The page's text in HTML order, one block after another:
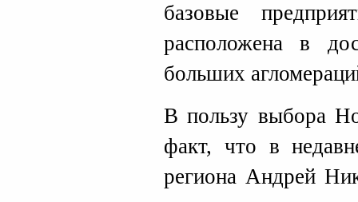
базовые
расположена в
больших
В пользу выбора
факт, что в
региона Андрей